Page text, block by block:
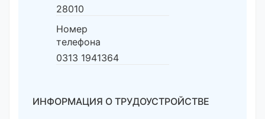
28010
Номер
телефона
0313 1941364
ИНФОРМАЦИЯ О ТРУДОУСТРОЙСТВЕ